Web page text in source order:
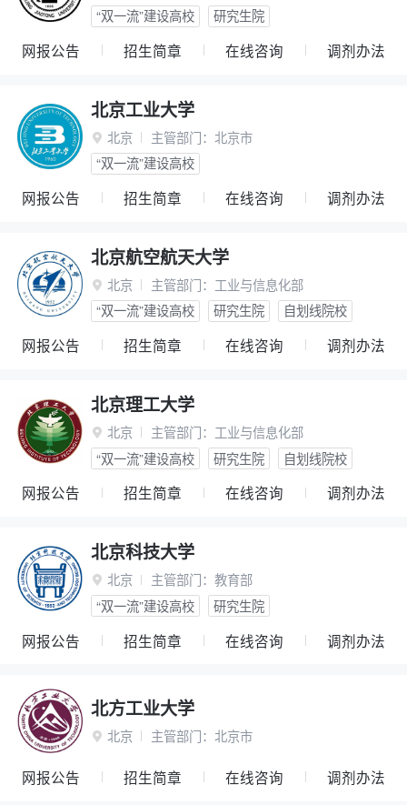
“双一流”建设高校
研究生院
网报公告 招生简章 在线咨询 调剂办法
北京工业大学
 北京 主管部门： 北京市
“双一流”建设高校
网报公告 招生简章 在线咨询 调剂办法
北京航空航天大学
 北京 主管部门： 工业与信息化部
“双一流”建设高校
研究生院 自划线院校
网报公告 招生简章 在线咨询 调剂办法
北京理工大学
 北京 主管部门： 工业与信息化部
“双一流”建设高校
研究生院 自划线院校
网报公告 招生简章 在线咨询 调剂办法
北京科技大学
 北京 主管部门： 教育部
“双一流”建设高校
研究生院
网报公告 招生简章 在线咨询 调剂办法
北方工业大学
 北京 主管部门： 北京市
网报公告 招生简章 在线咨询 调剂办法